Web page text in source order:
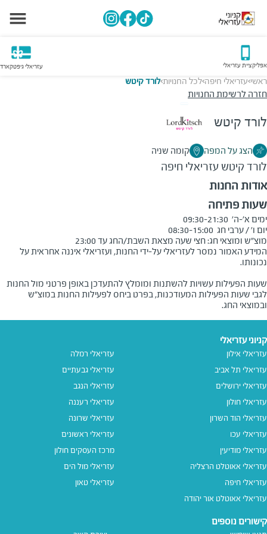
אפליקציית עזריאלי עזריאלי גיפטקארד
ראשי>עזריאלי חיפה>לכל החנויות>לורד קיטש
חזרה לרשימת החנויות
לורד קיטש
הצג על המפה קומה שניה
לורד קיטש עזריאלי חיפה
אודות החנות
שעות פתיחה
מוצ"ש ומוצאי חג: חצי שעה מצאת השבת/החג עד 23:00
המידע האמור נמסר לעזריאלי על-ידי החנות, ועזריאלי איננה אחראית על
שעות הפעילות עשויות להשתנות ומומלץ להתעדכן באופן פרטני מול החנות
לגבי שעות הפעילות המעודכנות, בפרט ביחס לפעילות החנות במוצ"ש
ובמוצאי החג.
קניוני עזריאלי
עזריאלי אילון
עזריאלי תל אביב
עזריאלי ירושלים
עזריאלי חולון
עזריאלי הוד השרון
עזריאלי עכו
עזריאלי מודיעין
עזריאלי אאוטלט הרצליה
עזריאלי חיפה
עזריאלי אאוטלט אור יהודה
עזריאלי רמלה
עזריאלי גבעתיים
עזריאלי הנגב
עזריאלי רעננה
עזריאלי שרונה
עזריאלי ראשונים
מרכז העסקים חולון
עזריאלי מול הים
עזריאלי טאון
קישורים נוספים